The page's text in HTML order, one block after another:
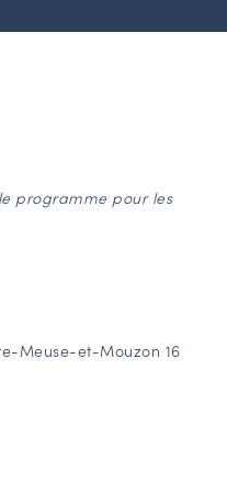
programme pour les
Meuse-et-Mouzon 16